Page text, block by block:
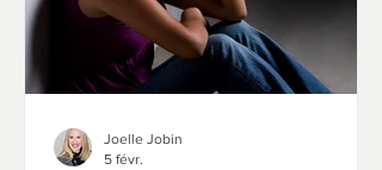
Joelle Jobin
5 févr.